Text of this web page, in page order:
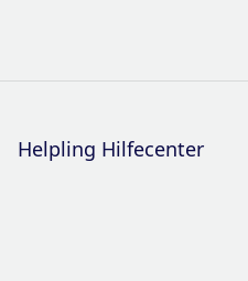
Helpling Hilfecenter